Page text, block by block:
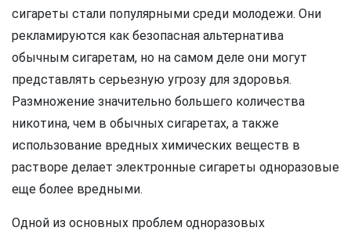
сигареты стали популярными среди молодежи. Они
рекламируются как безопасная альтернатива
обычным сигаретам, но на самом деле они могут
представлять серьезную угрозу для здоровья.
Размножение значительно большего количества
никотина, чем в обычных сигаретах, а также
использование вредных химических веществ в
растворе делает электронные сигареты одноразовые
еще более вредными.
Одной из основных проблем одноразовых